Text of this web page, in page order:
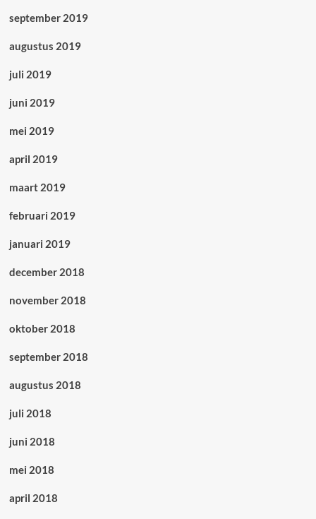
september 2019
augustus 2019
juli 2019
juni 2019
mei 2019
april 2019
maart 2019
februari 2019
januari 2019
december 2018
november 2018
oktober 2018
september 2018
augustus 2018
juli 2018
juni 2018
mei 2018
april 2018